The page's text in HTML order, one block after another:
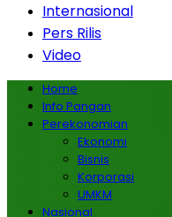
Internasional
Pers Rilis
Video
Home
Info Pangan
Perekonomian
Ekonomi
Bisnis
Korporasi
UMKM
Nasional